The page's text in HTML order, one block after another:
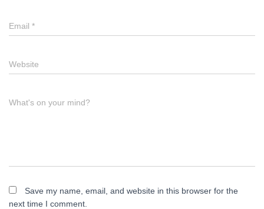
Email *
Website
What's on your mind?
Save my name, email, and website in this browser for the
next time I comment.